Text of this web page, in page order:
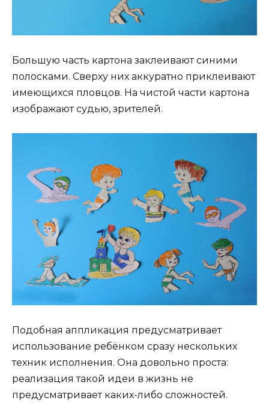
Большую часть картона заклеивают синими
полосками. Сверху них аккуратно приклеивают
имеющихся пловцов. На чистой части картона
изображают судью, зрителей.
Подобная аппликация предусматривает
использование ребёнком сразу нескольких
техник исполнения. Она довольно проста:
реализация такой идеи в жизнь не
предусматривает каких-либо сложностей.